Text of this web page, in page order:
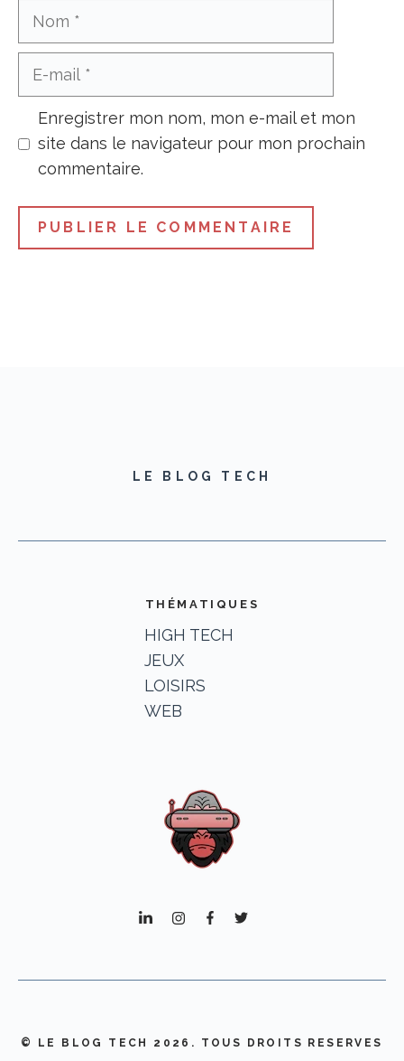
Nom
Enregistrer mon nom, mon e-mail et mon
site dans le navigateur pour mon prochain
commentaire.
LE BLOG TECH
THÉMATIQUES
HIGH TECH
JEUX
LOISIRS
WEB
© LE BLOG TECH 2026. TOUS DROITS RESERVES